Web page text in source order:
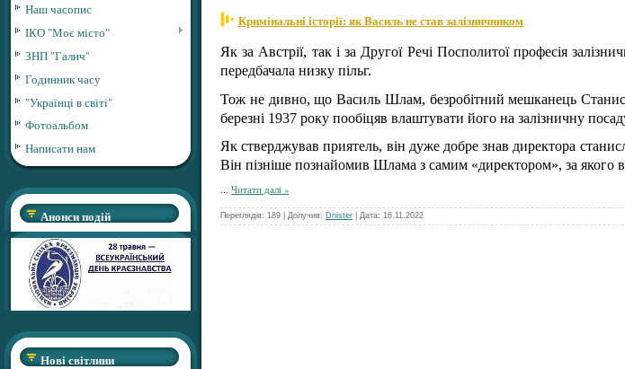
Наш часопис
ІКО "Моє місто"
ЗНП "Галич"
Годинник часу
"Українці в світі"
Фотоальбом
Написати нам
Анонси подій
Нові світлини
Кримінальні історії: як Василь не став залізничником
Як за Австрії, так і за Другої Речі Посполитої професія
передбачала низку пільг.
Тож не дивно, що Василь Шлам, безробітний мешканець
березні 1937 року пообіцяв влаштувати його на залізничну
Як стверджував приятель, він дуже добре знав директора
Він пізніше познайомив Шлама з самим «директором», за якого
... Читати далі »
Переглядів: 189 | Долучив: Dnister | Дата: 16.11.2022